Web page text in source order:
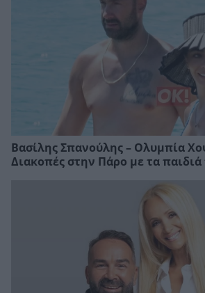
Βασίλης Σπανούλης – Ολυμπία
Διακοπές στην Πάρο με τα παιδιά